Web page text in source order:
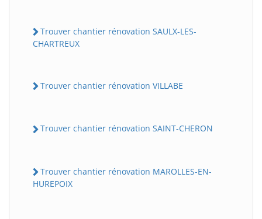
Trouver chantier rénovation SAULX-LES-
CHARTREUX
Trouver chantier rénovation VILLABE
Trouver chantier rénovation SAINT-CHERON
Trouver chantier rénovation MAROLLES-EN-
HUREPOIX